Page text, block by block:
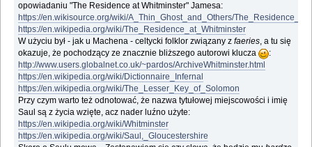
opowiadaniu "The Residence at Whitminster" Jamesa:
https://en.wikisource.org/wiki/A_Thin_Ghost_and_Others/
https://en.wikipedia.org/wiki/The_Residence_at_Whitminster
W użyciu był - jak u Machena - celtycki folklor związany zfaeries, a tu się
okazuje, że pochodzący ze znacznie bliższego autorowi klucza
:
http://www.users.globalnet.co.uk/~pardos/ArchiveWhitminster.html
https://en.wikipedia.org/wiki/Dictionnaire_Infernal
https://en.wikipedia.org/wiki/The_Lesser_Key_of_Solomon
Przy czym warto też odnotować, że nazwa tytułowej miejscowości i imię
Saul są z życia wzięte, acz nader luźno użyte:
https://en.wikipedia.org/wiki/Whitminster
https://en.wikipedia.org/wiki/Saul,_Gloucestershire